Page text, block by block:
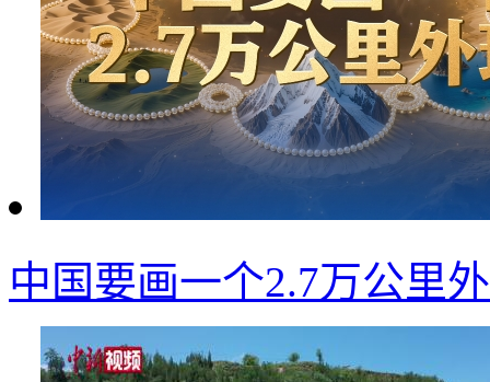
中国要画一个2.7万公里